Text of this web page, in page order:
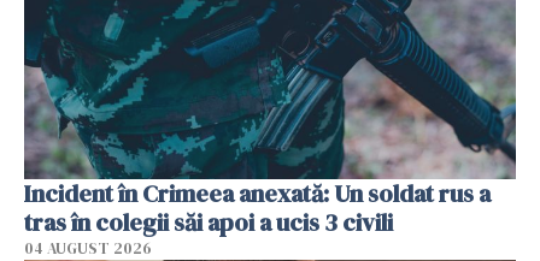
Incident în Crimeea anexată: Un soldat rus a
tras în colegii săi apoi a ucis 3 civili
04 AUGUST 2026